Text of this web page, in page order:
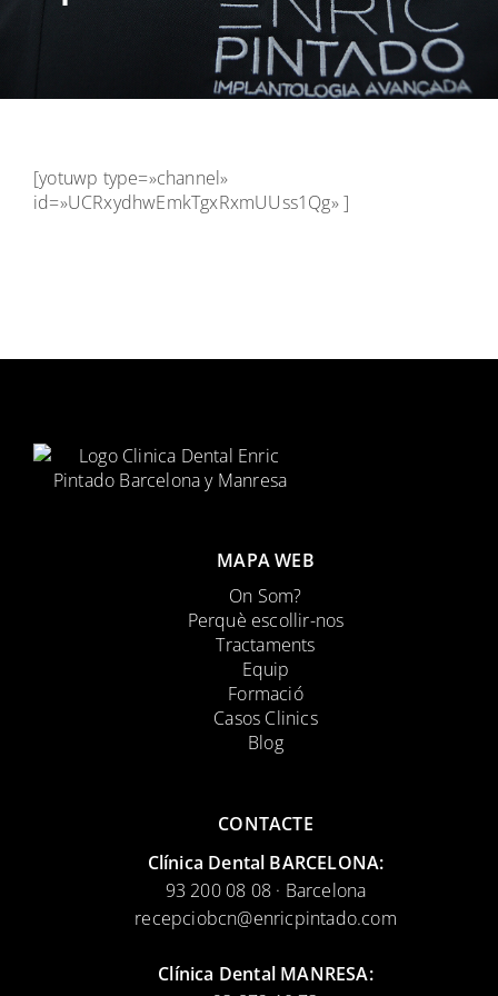
[yotuwp type=»channel»
id=»UCRxydhwEmkTgxRxmUUss1Qg» ]
MAPA WEB
On Som?
Perquè escollir-nos
Tractaments
Equip
Formació
Casos Clinics
Blog
CONTACTE
Clínica Dental BARCELONA:
93 200 08 08 · Barcelona
recepciobcn@enricpintado.com
Clínica Dental MANRESA: